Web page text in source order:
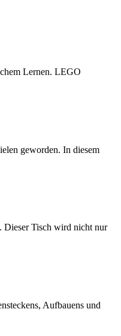
Lernen. LEGO
geworden. In diesem
Dieser Tisch wird nicht nur
Aufbauens und